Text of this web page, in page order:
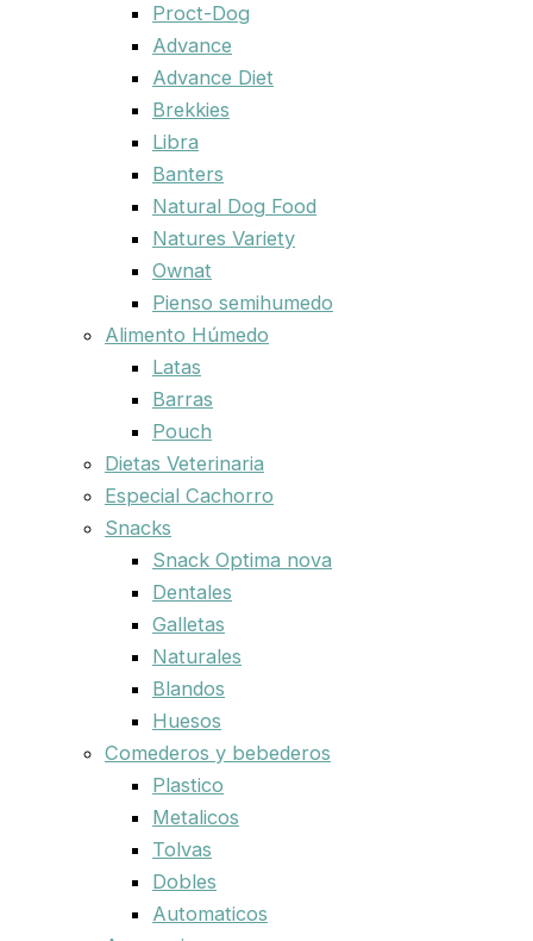
Proct-Dog
Advance
Advance Diet
Brekkies
Libra
Banters
Natural Dog Food
Natures Variety
Ownat
Pienso semihumedo
Alimento Húmedo
Latas
Barras
Pouch
Dietas Veterinaria
Especial Cachorro
Snacks
Snack Optima nova
Dentales
Galletas
Naturales
Blandos
Huesos
Comederos y bebederos
Plastico
Metalicos
Tolvas
Dobles
Automaticos